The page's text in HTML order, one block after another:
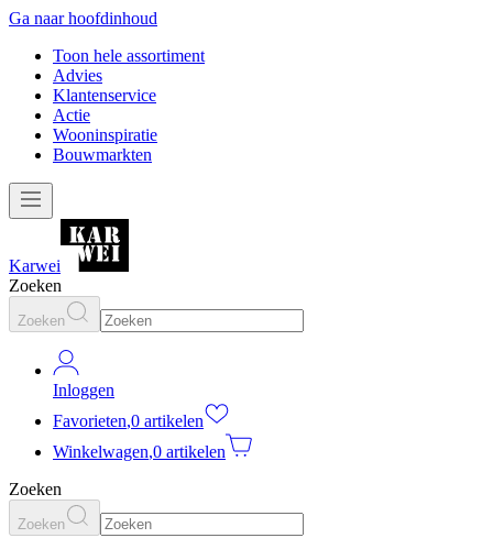
Ga naar hoofdinhoud
Toon hele assortiment
Advies
Klantenservice
Actie
Wooninspiratie
Bouwmarkten
Karwei
Zoeken
Zoeken
Inloggen
Favorieten,0 artikelen
Winkelwagen,0 artikelen
Zoeken
Zoeken